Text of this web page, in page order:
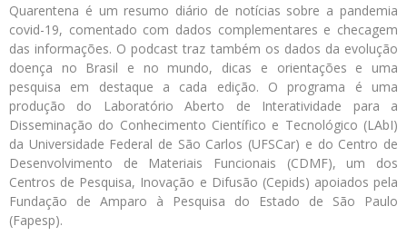
Quarentena é um resumo diário de notícias sobre a pandemia
covid-19, comentado com dados complementares e checagem
das informações. O podcast traz também os dados da evolução
doença no Brasil e no mundo, dicas e orientações e uma
pesquisa em destaque a cada edição. O programa é uma
produção do Laboratório Aberto de Interatividade para a
Disseminação do Conhecimento Científico e Tecnológico (LAbI)
da Universidade Federal de São Carlos (UFSCar) e do Centro de
Desenvolvimento de Materiais Funcionais (CDMF), um dos
Centros de Pesquisa, Inovação e Difusão (Cepids) apoiados pela
Fundação de Amparo à Pesquisa do Estado de São Paulo
(Fapesp).